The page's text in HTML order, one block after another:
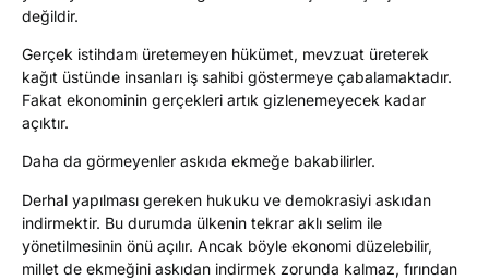
değildir.
Gerçek istihdam üretemeyen hükümet, mevzuat üreterek
kağıt üstünde insanları iş sahibi göstermeye çabalamaktadır.
Fakat ekonominin gerçekleri artık gizlenemeyecek kadar
açıktır.
Daha da görmeyenler askıda ekmeğe bakabilirler.
Derhal yapılması gereken hukuku ve demokrasiyi askıdan
indirmektir. Bu durumda ülkenin tekrar aklı selim ile
yönetilmesinin önü açılır. Ancak böyle ekonomi düzelebilir,
millet de ekmeğini askıdan indirmek zorunda kalmaz, fırından